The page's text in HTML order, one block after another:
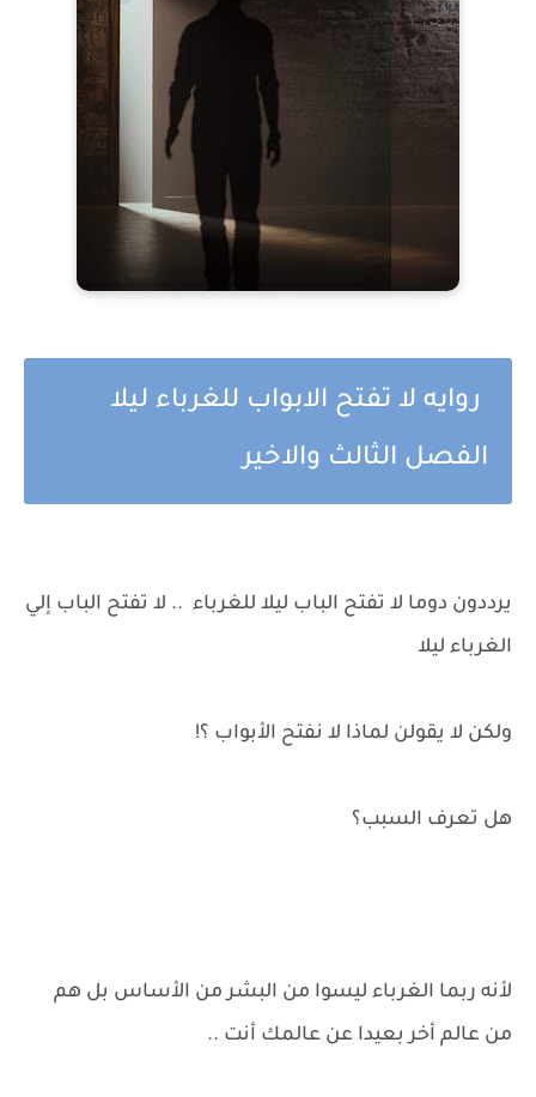
روايه لا تفتح الابواب للغرباء ليلا
الفصل الثالث والاخير
يرددون دوما لا تفتح الباب ليلا للغرباء .. لا تفتح الباب إلي
الغرباء ليلا
ولكن لا يقولن لماذا لا نفتح الأبواب ؟!
هل تعرف السبب؟
لأنه ربما الغرباء ليسوا من البشر من الأساس بل هم
من عالم أخر بعيدا عن عالمك أنت ..